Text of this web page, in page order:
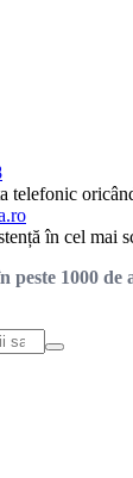
telefonic
în cel mai
peste 1000 de